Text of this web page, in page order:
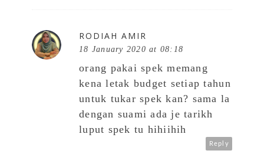
RODIAH AMIR
18 January 2020 at 08:18
orang pakai spek memang
kena letak budget setiap tahun
untuk tukar spek kan? sama la
dengan suami ada je tarikh
luput spek tu hihiihih
Reply